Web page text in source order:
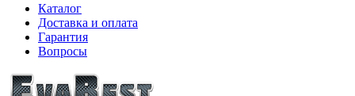
Каталог
Доставка и оплата
Гарантия
Вопросы